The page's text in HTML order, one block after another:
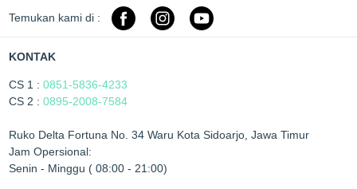
Temukan kami di :
KONTAK
CS 1 :0851-5836-4233
CS 2 :0895-2008-7584
Ruko Delta Fortuna No. 34 Waru Kota Sidoarjo, Jawa Timur
Jam Opersional:
Senin - Minggu ( 08:00 - 21:00)